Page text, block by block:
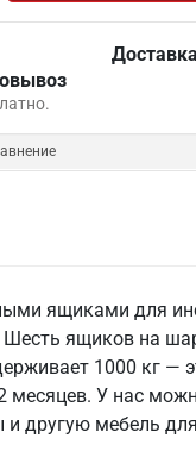
Доставка
ящиками для
Шесть ящиков на
1000 кг —
месяцев. У нас
и другую мебель